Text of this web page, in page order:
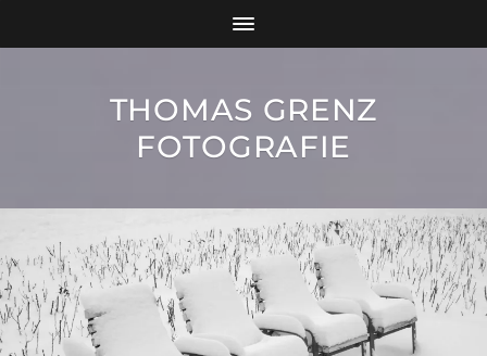
THOMAS GRENZ
FOTOGRAFIE